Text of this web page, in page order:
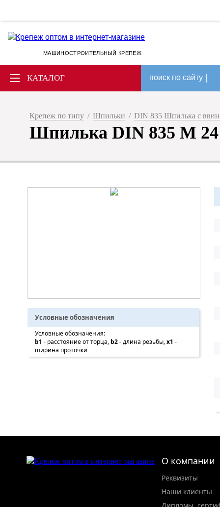
МАШИНОСТРОИТЕЛЬНЫЙ КРЕПЕЖ
КАТАЛОГ поиск по сайту
Крепеж по типу / Шпильки / DIN 835 Шпилька с
Шпилька DIN 835 M
Условные обозначения
Условные обозначения:
b1 - расстояние от торца, b2- длина резьбы,x1 -
ширина проточки
О компании
Реквизиты
Наши клиенты